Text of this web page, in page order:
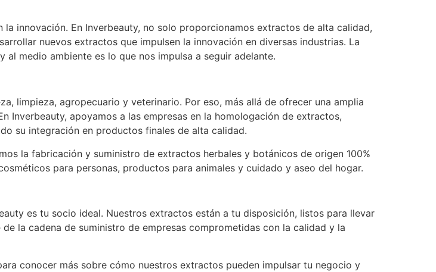
innovación. En Inverbeauty, no solo proporcionamos extractos de alta calidad,
nuevos extractos que impulsen la innovación en diversas industrias. La
medio ambiente es lo que nos impulsa a seguir adelante.
limpieza, agropecuario y veterinario. Por eso, más allá de ofrecer una amplia
apoyamos a las empresas en la homologación de extractos,
su integración en productos finales de alta calidad.
la fabricación y suministro de extractos herbales y botánicos de origen 100%
para personas, productos para animales y cuidado y aseo del hogar.
es tu socio ideal. Nuestros extractos están a tu disposición, listos para llevar
la cadena de suministro de empresas comprometidas con la calidad y la
conocer más sobre cómo nuestros extractos pueden impulsar tu negocio y